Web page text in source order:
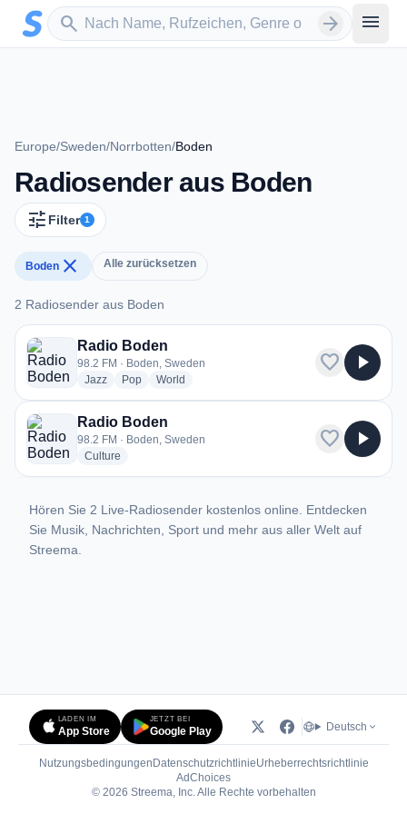
Zum Hauptinhalt springen
search
Sender suchen arrow_forward menu
Europe/Sweden/Norrbotten/Boden
Radiosender aus Boden
tune Filter 1
Boden close Alle zurücksetzen
2 Radiosender aus Boden
2 Radiosender aus Boden
Radio Boden
98.2 FM · Boden, Sweden
Jazzradio stations
Popradio stations
World
favorite play_arrow
Radio Boden
98.2 FM · Boden, Sweden
Culture
favorite play_arrow
Hören Sie 2 Live-Radiosender kostenlos online. Entdecken
Sie Musik, Nachrichten, Sport und mehr aus aller Welt auf
Streema.
LADEN IM
App Store
JETZT BEI
Google Play Deutsch
Nutzungsbedingungen DatenschutzrichtlinieUrheberrechtsrichtlinie
AdChoices(öffnet in neuem Tab)
© 2026 Streema, Inc. Alle Rechte vorbehalten